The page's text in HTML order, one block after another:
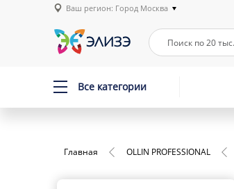
Ваш регион: Город Москва
Все категории
Главная OLLIN PROFESSIONAL